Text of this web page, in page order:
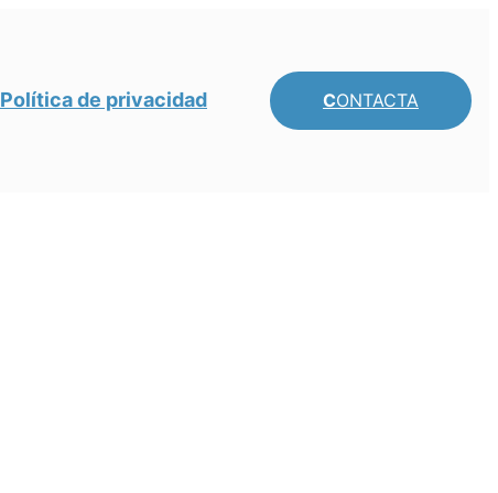
Política de privacidad CONTACTA